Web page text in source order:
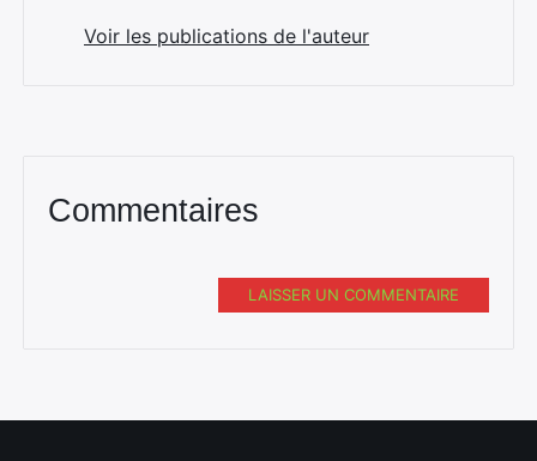
Voir les publications de l'auteur
Commentaires
LAISSER UN COMMENTAIRE